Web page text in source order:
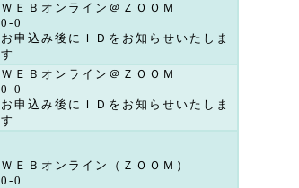
ＷＥＢオンライン＠ＺＯＯＭ
0-0
お申込み後にＩＤをお知らせいたしま
す
ＷＥＢオンライン＠ＺＯＯＭ
0-0
お申込み後にＩＤをお知らせいたしま
す
ＷＥＢオンライン（ＺＯＯＭ）
0-0